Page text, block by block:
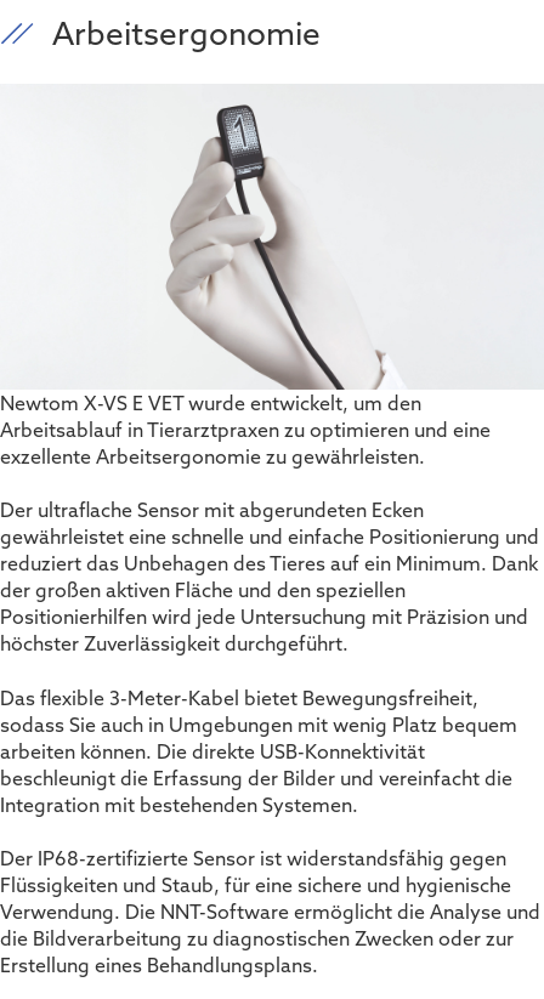
Arbeitsergonomie
Newtom X-VS E VET wurde entwickelt, um den
Arbeitsablauf in Tierarztpraxen zu optimieren und eine
exzellente Arbeitsergonomie zu gewährleisten.
Der ultraflache Sensor mit abgerundeten Ecken
gewährleistet eine schnelle und einfache Positionierung und
reduziert das Unbehagen des Tieres auf ein Minimum. Dank
der großen aktiven Fläche und den speziellen
Positionierhilfen wird jede Untersuchung mit Präzision und
höchster Zuverlässigkeit durchgeführt.
Das flexible 3-Meter-Kabel bietet Bewegungsfreiheit,
sodass Sie auch in Umgebungen mit wenig Platz bequem
arbeiten können. Die direkte USB-Konnektivität
beschleunigt die Erfassung der Bilder und vereinfacht die
Integration mit bestehenden Systemen.
Der IP68-zertifizierte Sensor ist widerstandsfähig gegen
Flüssigkeiten und Staub, für eine sichere und hygienische
Verwendung. Die NNT-Software ermöglicht die Analyse und
die Bildverarbeitung zu diagnostischen Zwecken oder zur
Erstellung eines Behandlungsplans.